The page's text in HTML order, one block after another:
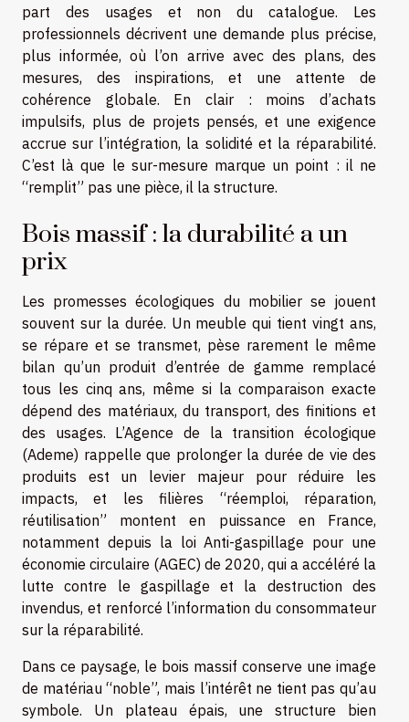
part des usages et non du catalogue. Les
professionnels décrivent une demande plus précise,
plus informée, où l’on arrive avec des plans, des
mesures, des inspirations, et une attente de
cohérence globale. En clair : moins d’achats
impulsifs, plus de projets pensés, et une exigence
accrue sur l’intégration, la solidité et la réparabilité.
C’est là que le sur-mesure marque un point : il ne
“remplit” pas une pièce, il la structure.
Bois massif : la durabilité a un
prix
Les promesses écologiques du mobilier se jouent
souvent sur la durée. Un meuble qui tient vingt ans,
se répare et se transmet, pèse rarement le même
bilan qu’un produit d’entrée de gamme remplacé
tous les cinq ans, même si la comparaison exacte
dépend des matériaux, du transport, des finitions et
des usages. L’Agence de la transition écologique
(Ademe) rappelle que prolonger la durée de vie des
produits est un levier majeur pour réduire les
impacts, et les filières “réemploi, réparation,
réutilisation” montent en puissance en France,
notamment depuis la loi Anti-gaspillage pour une
économie circulaire (AGEC) de 2020, qui a accéléré la
lutte contre le gaspillage et la destruction des
invendus, et renforcé l’information du consommateur
sur la réparabilité.
Dans ce paysage, le bois massif conserve une image
de matériau “noble”, mais l’intérêt ne tient pas qu’au
symbole. Un plateau épais, une structure bien